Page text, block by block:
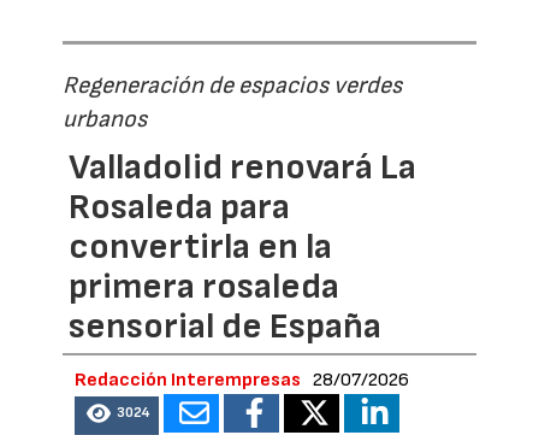
Regeneración de espacios verdes
urbanos
Valladolid renovará La
Rosaleda para
convertirla en la
primera rosaleda
sensorial de España
Redacción Interempresas 28/07/2026
3024